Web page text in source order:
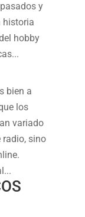
y
historia
hobby
bien a
los
variado
radio, sino